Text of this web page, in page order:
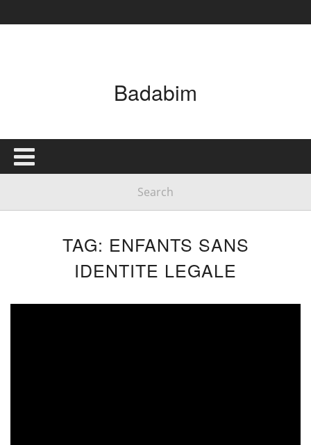
Badabim
TAG: ENFANTS SANS
IDENTITE LEGALE